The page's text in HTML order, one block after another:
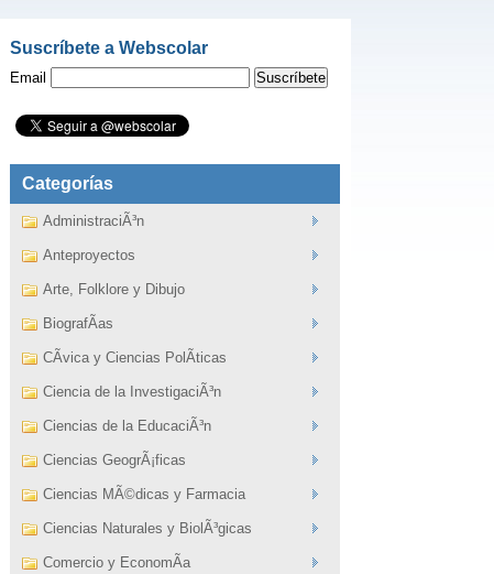
Suscríbete a Webscolar
Email
Categorías
AdministraciÃ³n
Anteproyectos
Arte, Folklore y Dibujo
BiografÃ­as
CÃ­vica y Ciencias PolÃ­ticas
Ciencia de la InvestigaciÃ³n
Ciencias de la EducaciÃ³n
Ciencias GeogrÃ¡ficas
Ciencias MÃ©dicas y Farmacia
Ciencias Naturales y BiolÃ³gicas
Comercio y EconomÃ­a